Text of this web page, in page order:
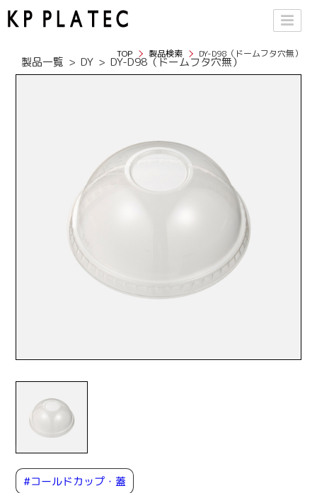
TOP 製品検索 DY-D98（ドームフタ穴無）
製品一覧 DY DY-D98（ドームフタ穴無）
#コールドカップ・蓋